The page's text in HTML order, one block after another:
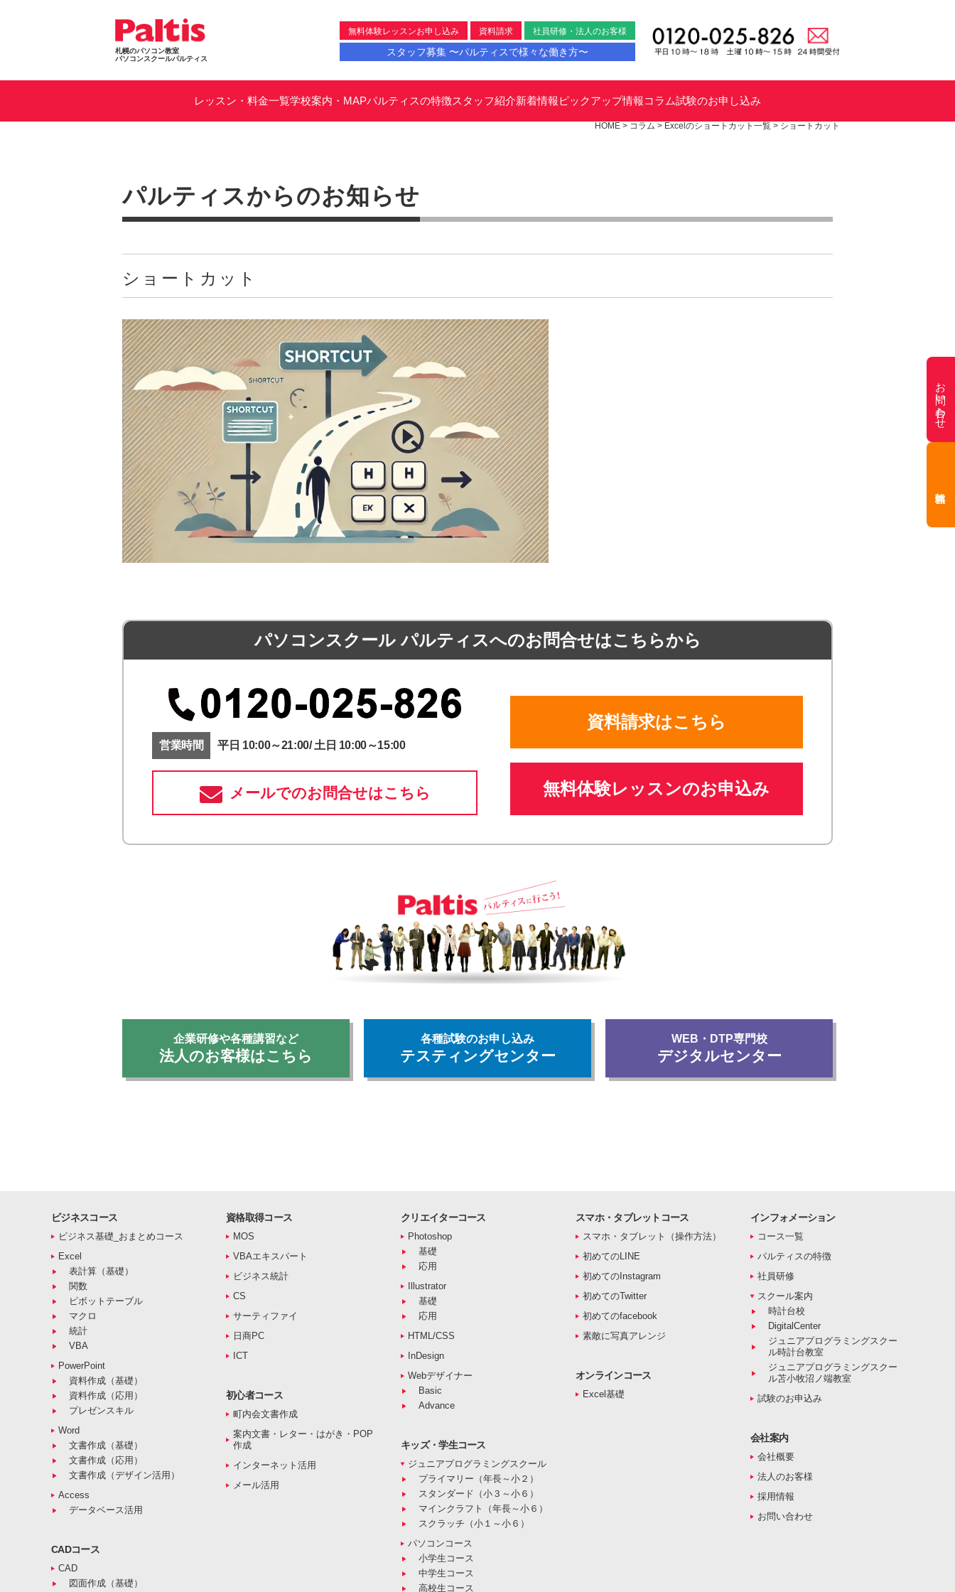
札幌のパソコン教室
パソコンスクールパルティス
無料体験レッスンお申し込み 資料請求 社員研修・法人のお客様
スタッフ募集 〜パルティスで様々な働き方〜
レッスン・料金一覧学校案内・MAPパルティスの特徴スタッフ紹介新着情報ピックアップ情報コラム試験のお申し込み
HOME > コラム > Excelのショートカット一覧 > ショートカット
パルティスからのお知らせ
ショートカット
パソコンスクール パルティスへのお問合せはこちらから
営業時間 平日 10:00～21:00/ 土日 10:00～15:00
メールでのお問合せはこちら
資料請求はこちら
無料体験レッスンのお申込み
企業研修や各種講習など
法人のお客様はこちら
各種試験のお申し込み
テスティングセンター
WEB・DTP専門校
デジタルセンター
ビジネスコース
ビジネス基礎_おまとめコース
Excel
表計算（基礎）
関数
ピボットテーブル
マクロ
統計
VBA
PowerPoint
資料作成（基礎）
資料作成（応用）
プレゼンスキル
Word
文書作成（基礎）
文書作成（応用）
文書作成（デザイン活用）
Access
データベース活用
CADコース
CAD
図面作成（基礎）
資格取得コース
MOS
VBAエキスパート
ビジネス統計
CS
サーティファイ
日商PC
ICT
初心者コース
町内会文書作成
案内文書・レター・はがき・POP
作成
インターネット活用
メール活用
クリエイターコース
Photoshop
基礎
応用
Illustrator
基礎
応用
HTML/CSS
InDesign
Webデザイナー
Basic
Advance
キッズ・学生コース
ジュニアプログラミングスクール
プライマリー（年長～小２）
スタンダード（小３～小６）
マインクラフト（年長～小６）
スクラッチ（小１～小６）
パソコンコース
小学生コース
中学生コース
高校生コース
スマホ・タブレットコース
スマホ・タブレット（操作方法）
初めてのLINE
初めてのInstagram
初めてのTwitter
初めてのfacebook
素敵に写真アレンジ
オンラインコース
Excel基礎
インフォメーション
コース一覧
パルティスの特徴
社員研修
スクール案内
時計台校
DigitalCenter
ジュニアプログラミングスクー
ル時計台教室
ジュニアプログラミングスクー
ル苫小牧沼ノ端教室
試験のお申込み
会社案内
会社概要
法人のお客様
採用情報
お問い合わせ
お問い合わせ